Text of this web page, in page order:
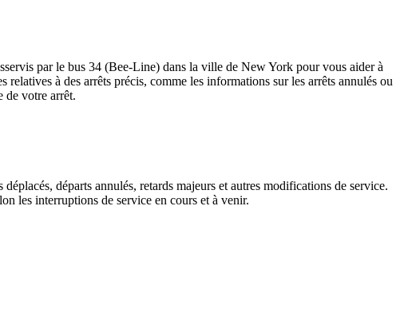
par le bus 34 (Bee-Line) dans la ville de New York pour vous aider à
à des arrêts précis, comme les informations sur les arrêts annulés ou
de votre arrêt.
départs annulés, retards majeurs et autres modifications de service.
les interruptions de service en cours et à venir.